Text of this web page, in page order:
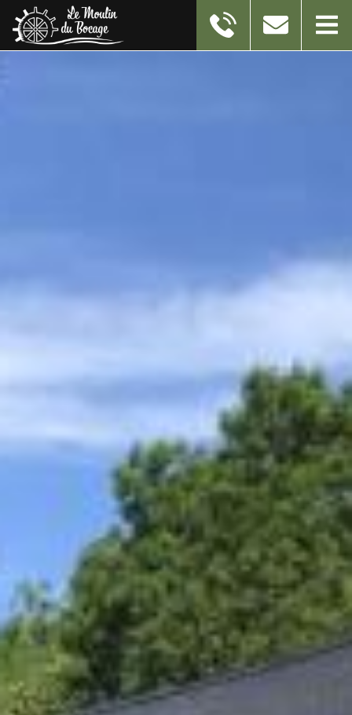
11 RUE DU MOULIN TAISNIERES-EN-THIERACHE